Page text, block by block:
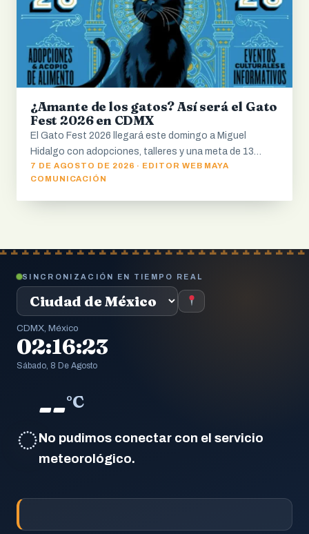
¿Amante de los gatos? Así será el Gato
Fest 2026 en CDMX
El Gato Fest 2026 llegará este domingo a Miguel
Hidalgo con adopciones, talleres y una meta de 13…
7 DE AGOSTO DE 2026 · EDITOR WEB MAYA
COMUNICACIÓN
SINCRONIZACIÓN EN TIEMPO REAL
CDMX, México
02:16:24
Sábado, 8 De Agosto
◌
--°C
No pudimos conectar con el servicio
meteorológico.